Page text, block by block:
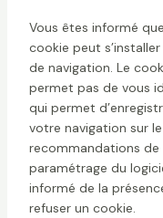
Vous êtes informé
cookie peut
de navigation. Le
permet pas de vous
qui permet
votre navigation sur
recommandations de
paramétrage du
informé de la
refuser un cookie.